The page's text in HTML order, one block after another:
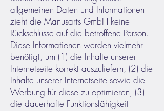
allgemeinen Daten und Informationen
zieht die Manusarts GmbH keine
Rückschlüsse auf die betroffene Person.
Diese Informationen werden vielmehr
benötigt, um (1) die Inhalte unserer
Internetseite korrekt auszuliefern, (2) die
Inhalte unserer Internetseite sowie die
Werbung für diese zu optimieren, (3)
die dauerhafte Funktionsfähigkeit